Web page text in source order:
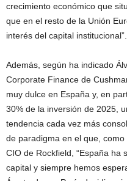
crecimiento económico que
que en el resto de la Unión
interés del capital institucional”.
Además, según ha indicado
Corporate Finance de
muy dulce en España y, en
30% de la inversión de 2025,
tendencia cada vez más
de paradigma en el que, como
CIO de Rockfield, “España ha
capital y siempre hemos